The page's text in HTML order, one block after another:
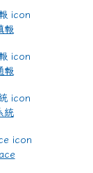
報
報
統